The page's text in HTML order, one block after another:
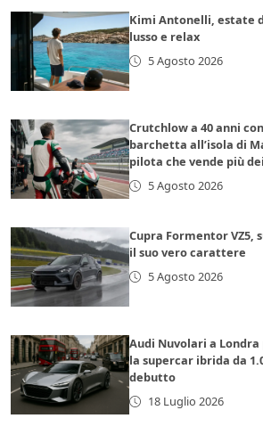
Kimi Antonelli, estate
lusso e relax
5 Agosto 2026
Crutchlow a 40 anni
barchetta all’isola di
pilota che vende più
5 Agosto 2026
Cupra Formentor VZ5,
il suo vero carattere
5 Agosto 2026
Audi Nuvolari a
la supercar ibrida da
debutto
18 Luglio 2026